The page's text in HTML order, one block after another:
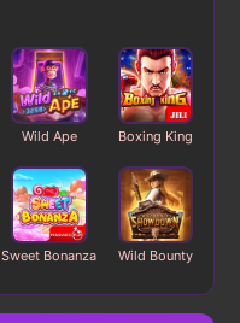
Wild Ape Boxing King
Sweet Bonanza Wild Bounty